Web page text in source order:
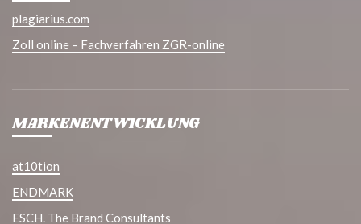
plagiarius.com
Zoll online – Fachverfahren ZGR-online
MARKENENTWICKLUNG
at10tion
ENDMARK
ESCH. The Brand Consultants